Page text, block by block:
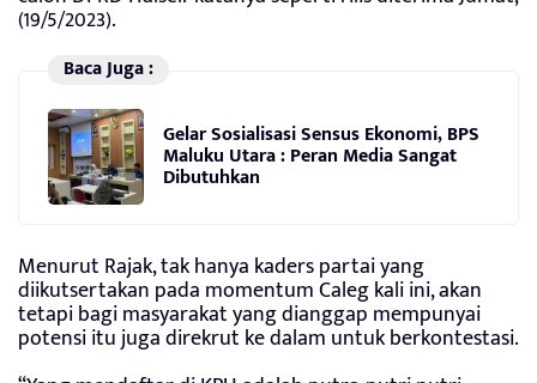
(19/5/2023).
Baca Juga :
Gelar Sosialisasi Sensus Ekonomi, BPS
Maluku Utara : Peran Media Sangat
Dibutuhkan
Menurut Rajak, tak hanya kaders partai yang
diikutsertakan pada momentum Caleg kali ini, akan
tetapi bagi masyarakat yang dianggap mempunyai
potensi itu juga direkrut ke dalam untuk berkontestasi.